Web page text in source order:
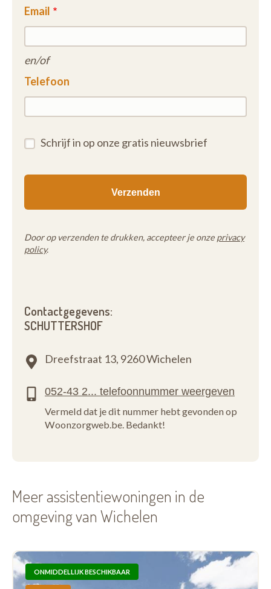
Email
en/of
Telefoon
Schrijf in op onze gratis nieuwsbrief
Door op verzenden te drukken, accepteer je onze privacy
policy.
Contactgegevens:
SCHUTTERSHOF
Dreefstraat 13, 9260 Wichelen
Vermeld dat je dit nummer hebt gevonden op
Woonzorgweb.be. Bedankt!
Meer assistentiewoningen in de
omgeving van Wichelen
ONMIDDELLIJK BESCHIKBAAR